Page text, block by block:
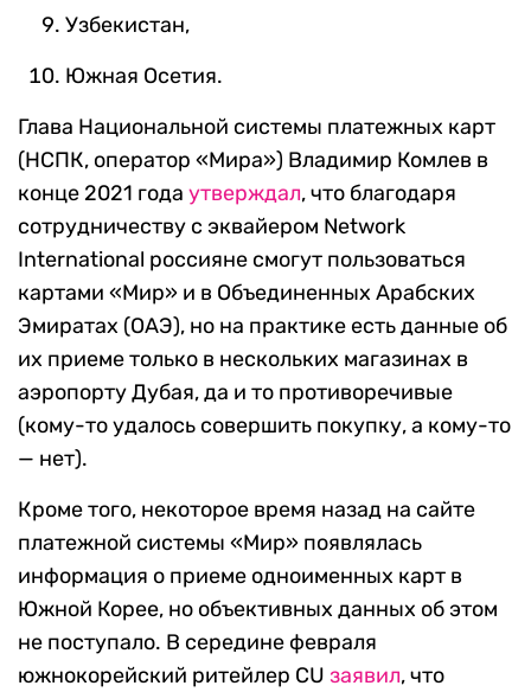
Узбекистан,
Южная Осетия.
Глава Национальной системы платежных карт
(НСПК, оператор «Мира») Владимир Комлев в
конце 2021 года утверждал, что благодаря
сотрудничеству с эквайером Network
International россияне смогут пользоваться
картами «Мир» и в Объединенных Арабских
Эмиратах (ОАЭ), но на практике есть данные об
их приеме только в нескольких магазинах в
аэропорту Дубая, да и то противоречивые
(кому-то удалось совершить покупку, а кому-то
— нет).
Кроме того, некоторое время назад на сайте
платежной системы «Мир» появлялась
информация о приеме одноименных карт в
Южной Корее, но объективных данных об этом
не поступало. В середине февраля
южнокорейский ритейлер CU заявил, что